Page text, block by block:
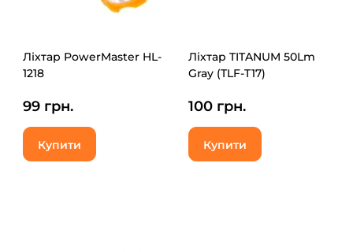
Ліхтар PowerMaster HL-
1218
99 грн.
Купити
Ліхтар TITANUM 50Lm
Gray (TLF-T17)
100 грн.
Купити